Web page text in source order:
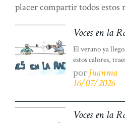
placer compartir todos estos
resultado. ¡Terminamos la
satisfechos/as y
todo […]
Voces en la
El verano ya
estos calores,
programa de esta
vacaciones de
normal, gracias a
compañeros y
porJuanma
16/07/2026
Voces en la